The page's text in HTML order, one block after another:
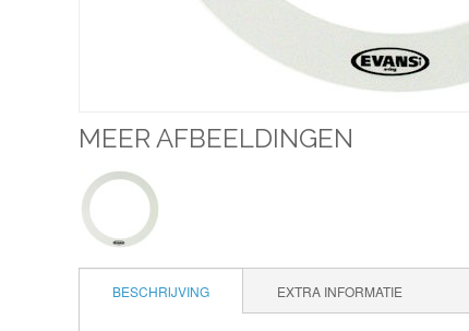
MEER AFBEELDINGEN
BESCHRIJVING EXTRA INFORMATIE